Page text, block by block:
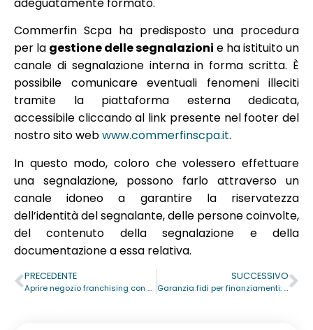
Commerfin Scpa ha predisposto una procedura
per la gestione delle segnalazioni e ha istituito un
canale di segnalazione interna in forma scritta. È
possibile comunicare eventuali fenomeni illeciti
tramite la piattaforma esterna dedicata,
accessibile cliccando al link presente nel footer del
nostro sito webwww.commerfinscpa.it.
In questo modo, coloro che volessero effettuare
una segnalazione, possono farlo attraverso un
canale idoneo a garantire la riservatezza
dell’identità del segnalante, delle persone coinvolte,
del contenuto della segnalazione e della
documentazione a essa relativa.
PRECEDENTE
Aprire negozio franchising con garanzia su finanziamento
SUCCESSIVO
Garanzia fidi per finanziamenti: i vantaggi per le imprese